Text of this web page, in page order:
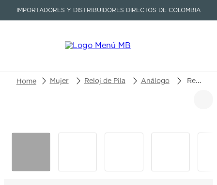
IMPORTADORES Y DISTRIBUIDORES DIRECTOS DE COLOMBIA
Buscar un producto o artículo
Mujer Reloj de Pila Análogo Reloj Tissot Odaci-T T133.210.16.116.00
4.
integral